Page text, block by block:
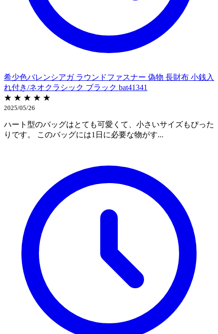
希少色バレンシアガ ラウンドファスナー 偽物 長財布 小銭入
れ付き/ネオクラシック ブラック bat41341
★ ★ ★ ★ ★
2025/05/26
ハート型のバッグはとても可愛くて、小さいサイズもぴった
りです。 このバッグには1日に必要な物がす...